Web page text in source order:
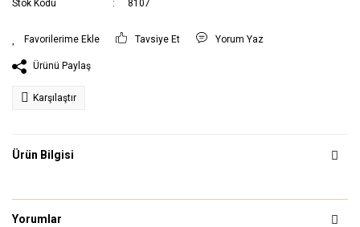
Stok Kodu
8107
Tavsiye Et Yorum Yaz
Ürünü Paylaş
Karşılaştır
Ürün Bilgisi
Yorumlar